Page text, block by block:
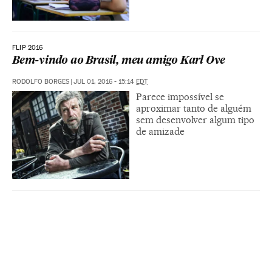
FLIP 2016
Bem-vindo ao Brasil, meu amigo Karl Ove
RODOLFO BORGES | JUL 01, 2016 - 15:14 EDT
Parece impossível se
aproximar tanto de alguém
sem desenvolver algum tipo
de amizade